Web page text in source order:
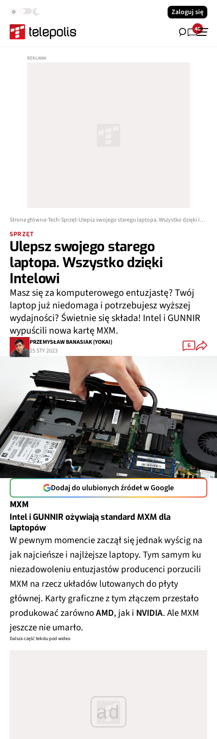
Zaloguj się
40
Strona główna Tech Sprzęt Ulepsz swojego starego laptopa. Wszystko dzięki Intelowi
SPRZĘT
Ulepsz swojego starego
laptopa. Wszystko dzięki
Intelowi
Masz się za komputerowego entuzjastę? Twój
laptop już niedomaga i potrzebujesz wyższej
wydajności? Świetnie się składa! Intel i GUNNIR
wypuścili nowa kartę MXM.
PRZEMYSŁAW BANASIAK (YOKAI)
25 STY 2023
6
Dodaj do ulubionych źródeł w Google
MXM
Intel i GUNNIR ożywiają standard MXM dla
laptopów
W pewnym momencie zaczął się jednak wyścig na
jak najcieńsze i najlżejsze laptopy. Tym samym ku
niezadowoleniu entuzjastów producenci porzucili
MXM na rzecz układów lutowanych do płyty
głównej. Karty graficzne z tym złączem przestało
produkować zarównoAMD, jak i NVIDIA. Ale MXM
jeszcze nie umarło.
Dalsza część tekstu pod wideo
ad